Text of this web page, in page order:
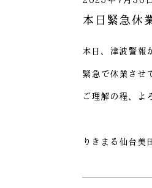
本日緊急休
本日、津波警報
緊急で休業させ
ご理解の程、よ
りきまる仙台